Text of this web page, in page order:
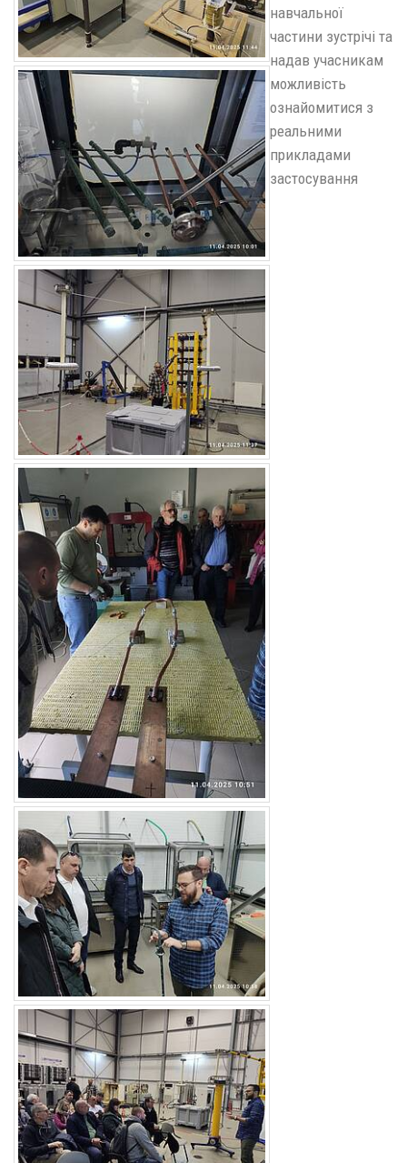
навчальної
частини зустрічі та
надав учасникам
можливість
ознайомитися з
реальними
прикладами
застосування